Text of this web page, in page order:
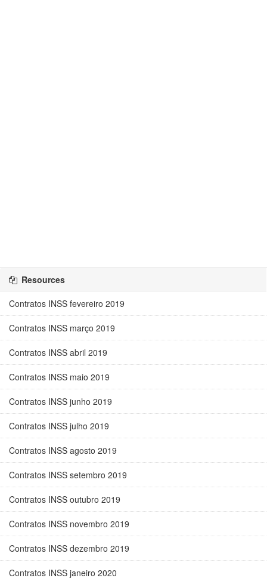
Resources
Contratos INSS fevereiro 2019
Contratos INSS março 2019
Contratos INSS abril 2019
Contratos INSS maio 2019
Contratos INSS junho 2019
Contratos INSS julho 2019
Contratos INSS agosto 2019
Contratos INSS setembro 2019
Contratos INSS outubro 2019
Contratos INSS novembro 2019
Contratos INSS dezembro 2019
Contratos INSS janeiro 2020